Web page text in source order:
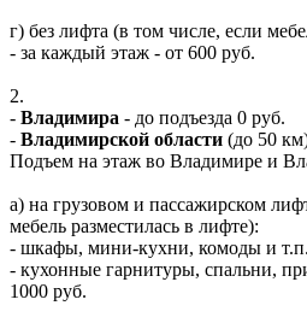
г) без лифта (в том числе, если
- за каждый этаж - от 600 руб.
2.
- Владимира - до подъезда 0 руб.
- Владимирской области (до 50
Подъем на этаж во Владимире и
а) на грузовом и пассажирском
мебель разместилась в лифте):
- шкафы, мини-кухни, комоды и
- кухонные гарнитуры, спальни,
1000 руб.